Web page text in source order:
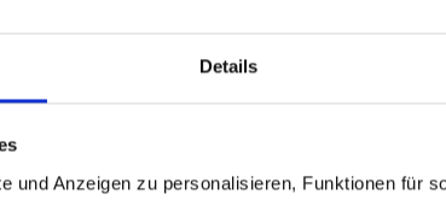
Details
und Anzeigen zu personalisieren, Funktionen für